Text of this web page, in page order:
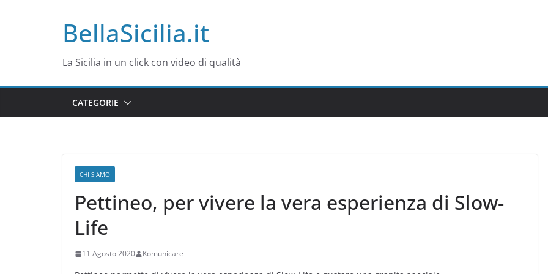
BellaSicilia.it
La Sicilia in un click con video di qualità
CATEGORIE
CHI SIAMO
Pettineo, per vivere la vera esperienza di Slow-
Life
11 Agosto 2020 Komunicare